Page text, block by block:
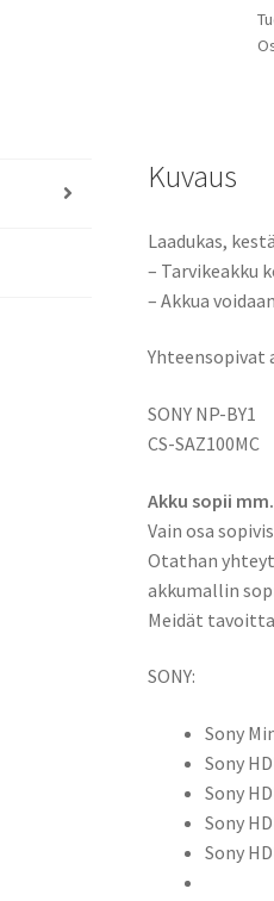
/
Kuvaus
Laadukas,
– Tarvikeakku
– Akkua
Yhteensopivat
SONY NP-BY1
CS-SAZ100MC
Akku sopii
Vain osa
Otathan
akkumallin
Meidät
SONY:
Sony
Sony
Sony
Sony
Sony